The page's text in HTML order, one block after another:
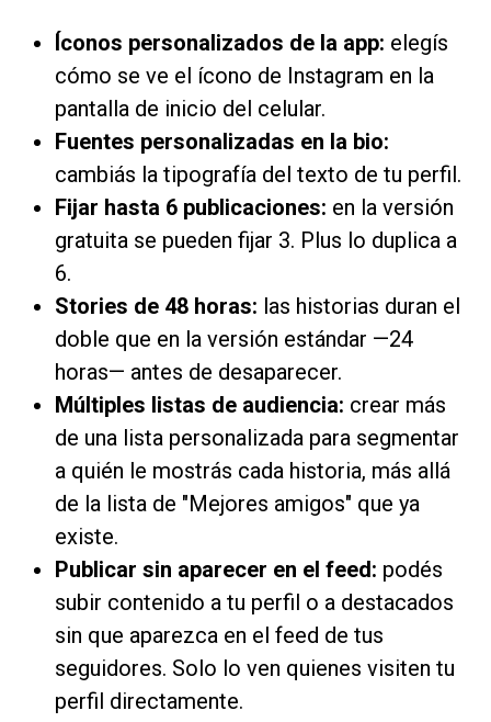
Íconos personalizados de la app: elegís
cómo se ve el ícono de Instagram en la
pantalla de inicio del celular.
Fuentes personalizadas en la bio:
cambiás la tipografía del texto de tu perfil.
Fijar hasta 6 publicaciones: en la versión
gratuita se pueden fijar 3. Plus lo duplica a
6.
Stories de 48 horas: las historias duran el
doble que en la versión estándar —24
horas— antes de desaparecer.
Múltiples listas de audiencia: crear más
de una lista personalizada para segmentar
a quién le mostrás cada historia, más allá
de la lista de "Mejores amigos" que ya
existe.
Publicar sin aparecer en el feed: podés
subir contenido a tu perfil o a destacados
sin que aparezca en el feed de tus
seguidores. Solo lo ven quienes visiten tu
perfil directamente.